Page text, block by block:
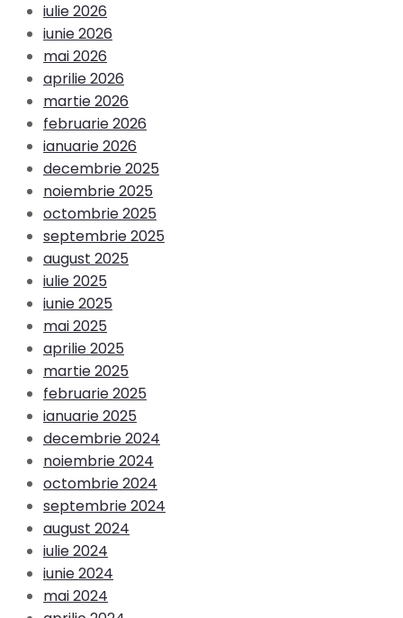
iulie 2026
iunie 2026
mai 2026
aprilie 2026
martie 2026
februarie 2026
ianuarie 2026
decembrie 2025
noiembrie 2025
octombrie 2025
septembrie 2025
august 2025
iulie 2025
iunie 2025
mai 2025
aprilie 2025
martie 2025
februarie 2025
ianuarie 2025
decembrie 2024
noiembrie 2024
octombrie 2024
septembrie 2024
august 2024
iulie 2024
iunie 2024
mai 2024